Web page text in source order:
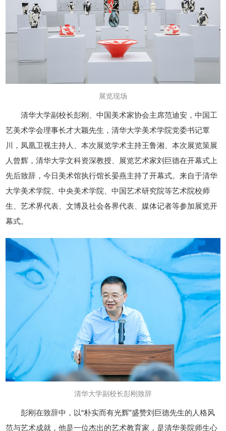
展览现场
清华大学副校长彭刚、中国美术家协会主席范迪安，中国工
艺美术学会理事长才大颖先生，清华大学美术学院党委书记覃
川，凤凰卫视主持人、本次展览学术主持王鲁湘、本次展览策展
人曾辉，清华大学文科资深教授、展览艺术家刘巨德在开幕式上
先后致辞，今日美术馆执行馆长晏燕主持了开幕式。来自于清华
大学美术学院、中央美术学院、中国艺术研究院等艺术院校师
生、艺术界代表、文博及社会各界代表、媒体记者等参加展览开
幕式。
清华大学副校长彭刚致辞
彭刚在致辞中，以“朴实而有光辉”盛赞刘巨德先生的人格风
范与艺术成就，他是一位杰出的艺术教育家，是清华美院师生心